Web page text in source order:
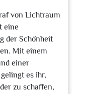
von Lichtraum
eine
der Schönheit
Mit einem
einer
es ihr,
zu schaffen,